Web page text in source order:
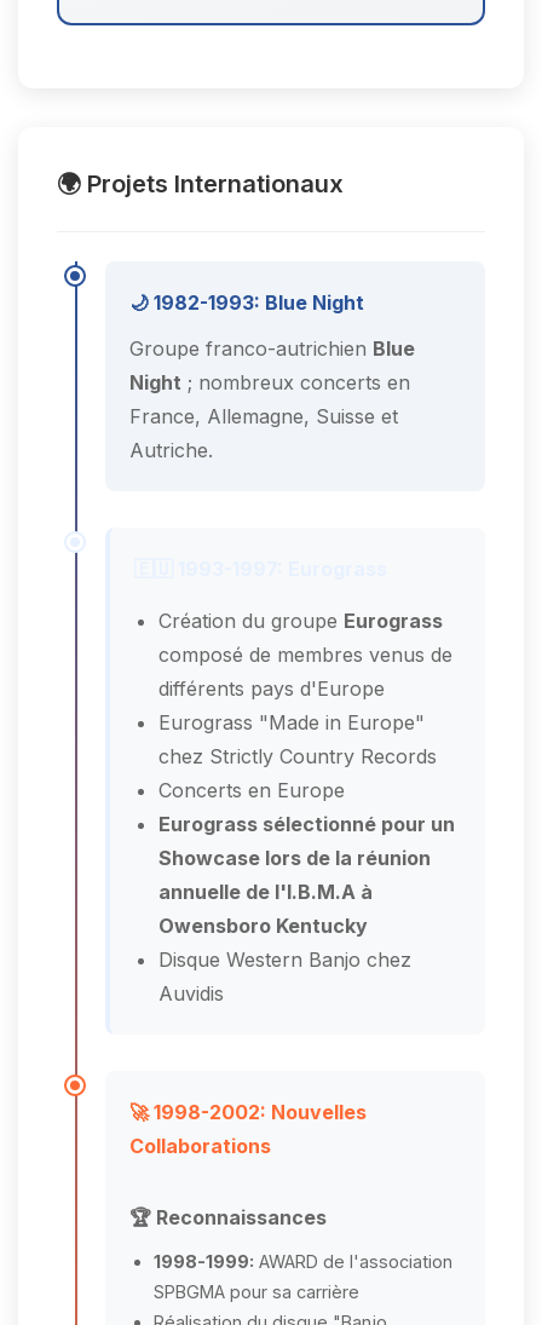
🌍 Projets Internationaux
🌙 1982-1993: Blue Night
Groupe franco-autrichien Blue
Night ; nombreux concerts en
France, Allemagne, Suisse et
Autriche.
Création du groupe Eurograss
composé de membres venus de
différents pays d'Europe
Eurograss "Made in Europe"
chez Strictly Country Records
Concerts en Europe
Eurograss sélectionné pour un
Showcase lors de la réunion
annuelle de l'I.B.M.A à
Owensboro Kentucky
Disque Western Banjo chez
Auvidis
🚀 1998-2002: Nouvelles
Collaborations
🏆 Reconnaissances
1998-1999: AWARD de l'association
SPBGMA pour sa carrière